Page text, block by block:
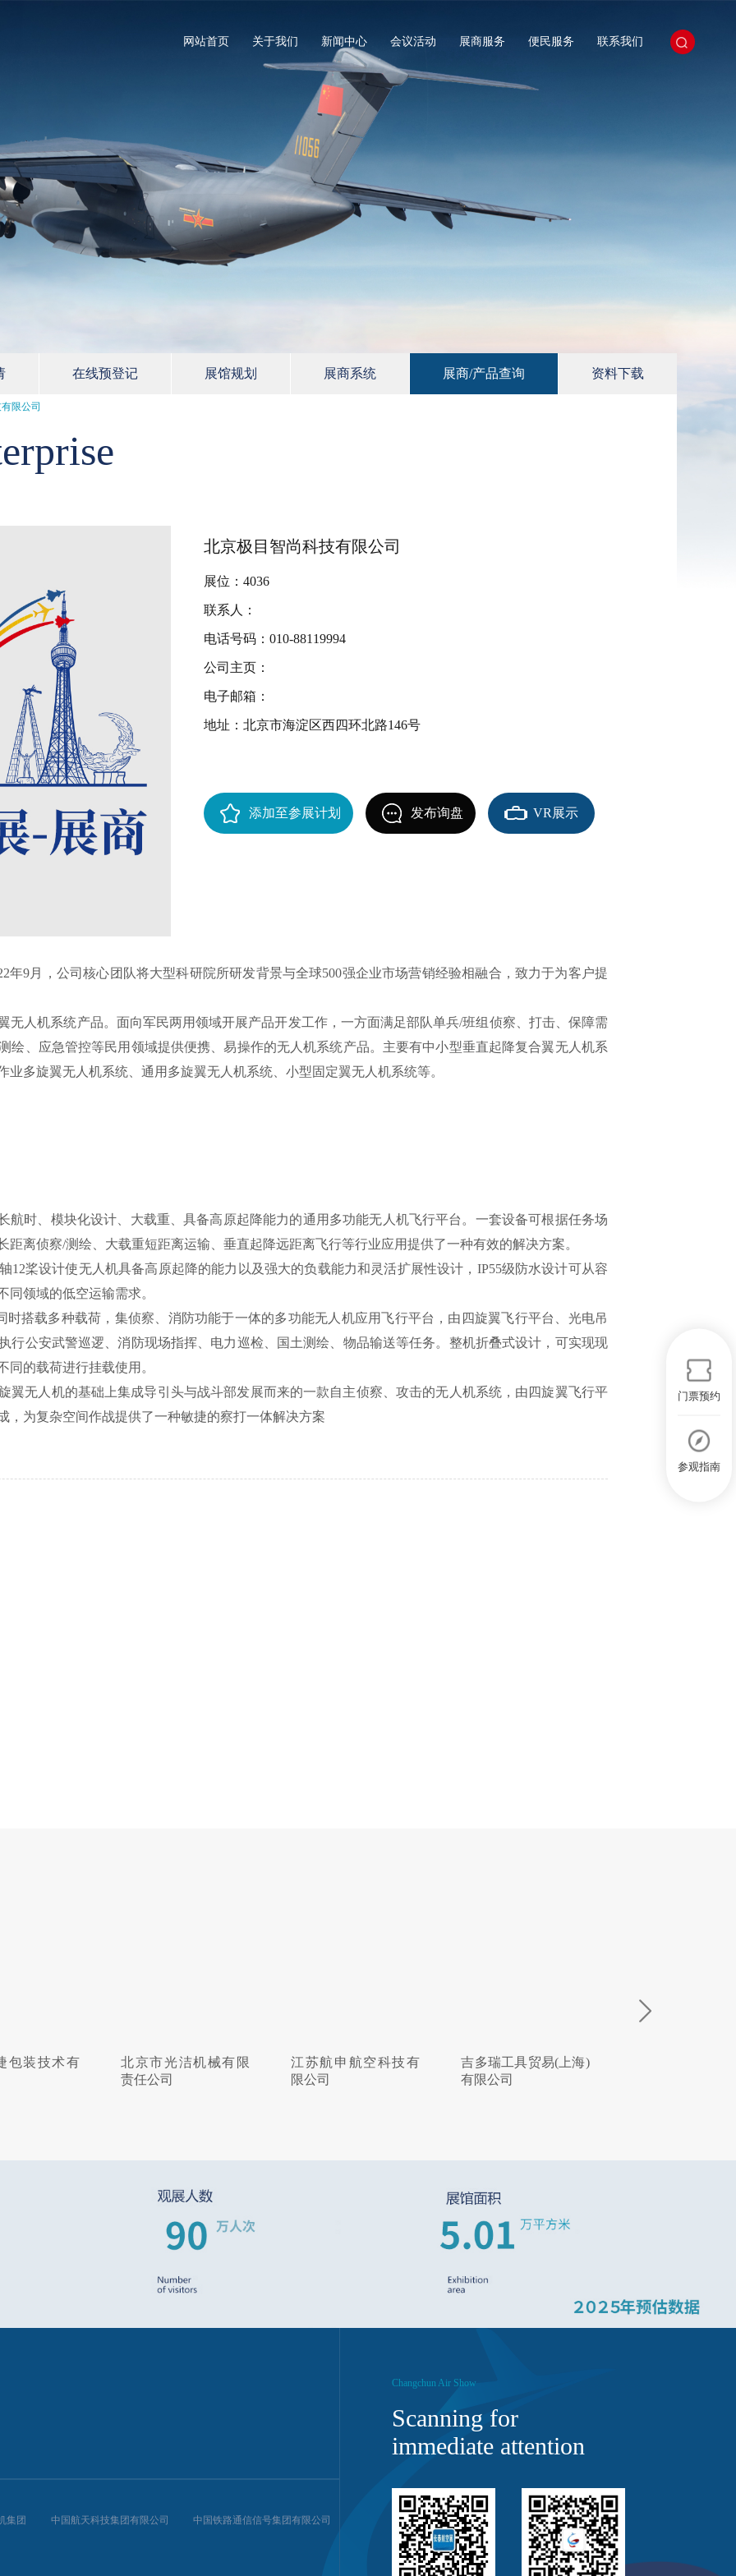
网站首页 关于我们 新闻中心 会议活动 展商服务 便民服务 联系我们
在线预登记 展馆规划 展商系统 展商/产品查询 资料下载
限公司
北京极目智尚科技有限公司
展位：4036
联系人：
电话号码：010-88119994
公司主页：
电子邮箱：
地址：北京市海淀区西四环北路146号
添加至参展计划 发布询盘 VR展示
月，公司核心团队将大型科研院所研发背景与全球500强企业市场营销经验相融合，致力于为客户提
无人机系统产品。面向军民两用领域开展产品开发工作，一方面满足部队单兵/班组侦察、打击、保障需
绘、应急管控等民用领域提供便携、易操作的无人机系统产品。主要有中小型垂直起降复合翼无人机系
多旋翼无人机系统、通用多旋翼无人机系统、小型固定翼无人机系统等。
时、模块化设计、大载重、具备高原起降能力的通用多功能无人机飞行平台。一套设备可根据任务场
离侦察/测绘、大载重短距离运输、垂直起降远距离飞行等行业应用提供了一种有效的解决方案。
12桨设计使无人机具备高原起降的能力以及强大的负载能力和灵活扩展性设计，IP55级防水设计可从容
领域的低空运输需求。
搭载多种载荷，集侦察、消防功能于一体的多功能无人机应用飞行平台，由四旋翼飞行平台、光电吊
行公安武警巡逻、消防现场指挥、电力巡检、国土测绘、物品输送等任务。整机折叠式设计，可实现现
的载荷进行挂载使用。
翼无人机的基础上集成导引头与战斗部发展而来的一款自主侦察、攻击的无人机系统，由四旋翼飞行平
，为复杂空间作战提供了一种敏捷的察打一体解决方案
包装技术有
北京市光洁机械有限
责任公司
江苏航申航空科技有
限公司
吉多瑞工具贸易(上海)
有限公司
集团 中国航天科技集团有限公司 中国铁路通信信号集团有限公司
Changchun Air Show
Scanning for
immediate attention
门票预约
参观指南